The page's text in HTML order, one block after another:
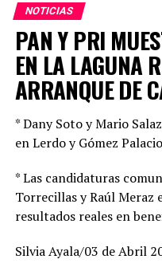
General de Brigada
Alejandro Vargas
Comisario Lucio Vergara
la Guardia Nacional en el
Ciudadano Maestro
Subsecretario General
del Gobernador del
autoridades de los tres
En este acto cívico, se
que recibirán una
que incluyen instrucción
militar, ética militar y
NOTICIAS
PAN Y PRI
EN LA LAGUNA
ARRANQUE DE
* Dany Soto y Mario
en Lerdo y Gómez
* Las candidaturas
Torrecillas y Raúl Meraz
resultados reales en
Silvia Ayala/03 de Abril